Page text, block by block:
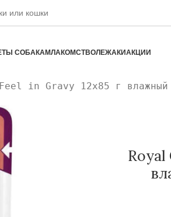
СОБАКАМЛАКОМСТВОЛЕЖАКИАКЦИИ
in Gravy 12х85 г влажный
Royal